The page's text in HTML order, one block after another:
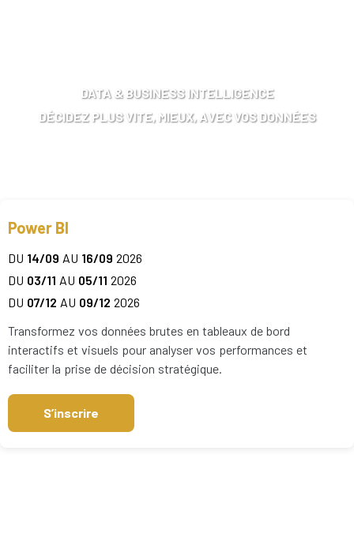
DATA & BUSINESS INTELLIGENCE
DÉCIDEZ PLUS VITE, MIEUX, AVEC VOS DONNÉES
Power BI
DU 14/09 AU 16/09 2026
DU 03/11 AU 05/11 2026
DU 07/12 AU 09/12 2026
Transformez vos données brutes en tableaux de bord
interactifs et visuels pour analyser vos performances et
faciliter la prise de décision stratégique.
S’inscrire